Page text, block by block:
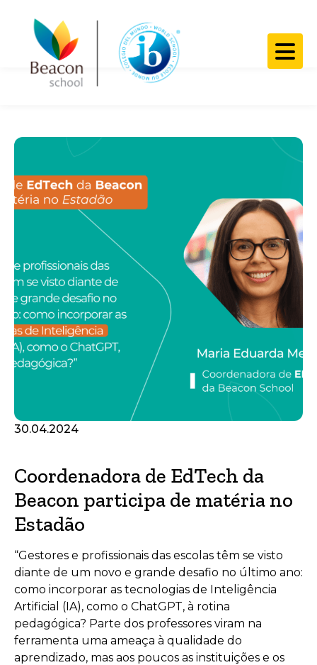
30.04.2024
Coordenadora de EdTech da
Beacon participa de matéria no
Estadão
“Gestores e profissionais das escolas têm se visto
diante de um novo e grande desafio no último ano:
como incorporar as tecnologias de Inteligência
Artificial (IA), como o ChatGPT, à rotina
pedagógica? Parte dos professores viram na
ferramenta uma ameaça à qualidade do
aprendizado, mas aos poucos as instituições e os